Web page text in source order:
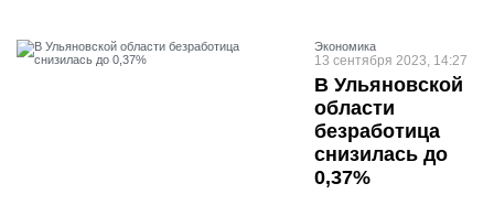
Экономика
13 сентября 2023, 14:27
В Ульяновской
области
безработица
снизилась до
0,37%